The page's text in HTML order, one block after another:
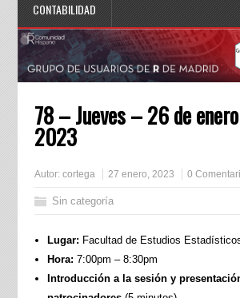
CONTABILIDAD
78 – Jueves – 26 de
2023
Autor: cortega 27 enero, 2023 0
Sin categoría
Lugar: Facultad de Estudios
Hora: 7:00pm – 8:30pm
Introducción a la sesión y